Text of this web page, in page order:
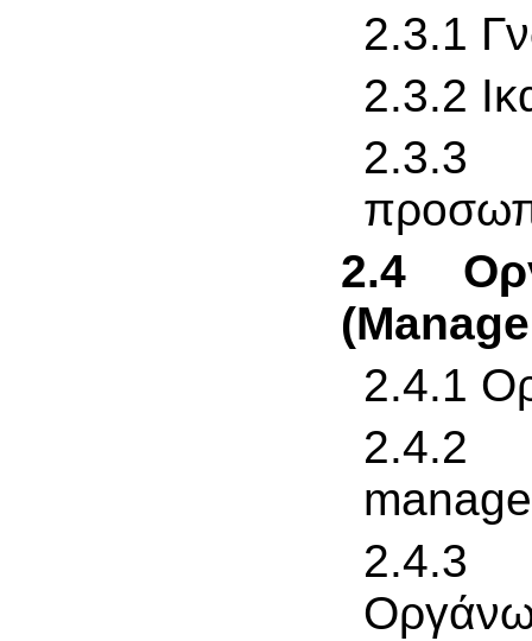
2.3.1
2.3.2
2.4
2.4.1
2.4.2
2.4.3